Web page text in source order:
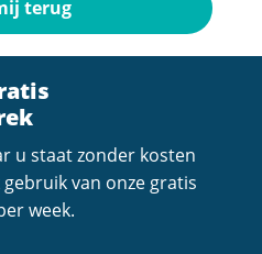
terug
u staat zonder kosten
van onze gratis
week.